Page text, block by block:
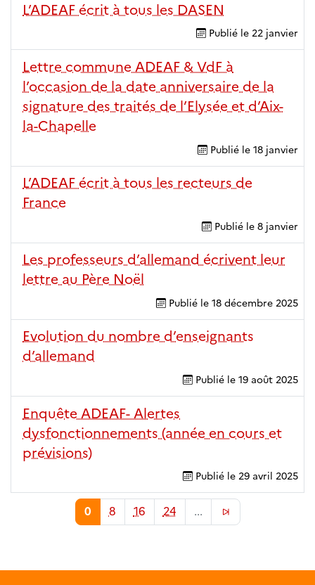
L’ADEAF écrit à tous les DASEN
Publié le 22 janvier
Lettre commune ADEAF & VdF à
l’occasion de la date anniversaire de la
signature des traités de l’Elysée et d’Aix-
la-Chapelle
Publié le 18 janvier
L’ADEAF écrit à tous les recteurs de
France
Publié le 8 janvier
Les professeurs d’allemand écrivent leur
lettre au Père Noël
Publié le 18 décembre 2025
Evolution du nombre d’enseignants
d’allemand
Publié le 19 août 2025
Enquête ADEAF- Alertes
dysfonctionnements (année en cours et
prévisions)
Publié le 29 avril 2025
0 8 16 24 ...